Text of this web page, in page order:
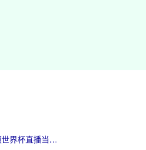
在海外看咪咕视频世界杯直播当前IP受限制？这篇指南帮你搞定所有体育赛事观看难题